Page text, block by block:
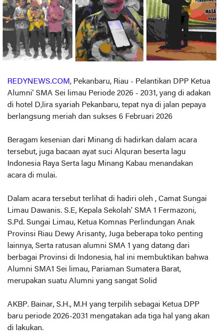
REDYNEWS.COM , Pekanbaru, Riau - Pelantikan DPP Ketua
Alumni' SMA Sei limau Periode 2026 - 2031, yang di adakan
di hotel D,lira syariah Pekanbaru, tepat nya di jalan pepaya
berlangsung meriah dan sukses 6 Februari 2026
Beragam kesenian dari Minang di hadirkan dalam acara
tersebut, juga bacaan ayat suci Alquran beserta lagu
Indonesia Raya Serta lagu Minang Kabau menandakan
acara di mulai.
Dalam acara tersebut terlihat di hadiri oleh , Camat Sungai
Limau Dawanis. S.E, Kepala Sekolah' SMA 1 Fermazoni,
S.Pd. Sungai Limau, Ketua Komnas Perlindungan Anak
Provinsi Riau Dewy Arisanty, Juga beberapa toko penting
lainnya, Serta ratusan alumni SMA 1 yang datang dari
berbagai Provinsi di Indonesia, hal ini membuktikan bahwa
Alumni SMA1 Sei limau, Pariaman Sumatera Barat,
merupakan suatu Alumni yang sangat Solid
AKBP. Bainar, S.H., M.H yang terpilih sebagai Ketua DPP
baru periode 2026-2031 mengatakan ada tiga hal yang akan
di lakukan.